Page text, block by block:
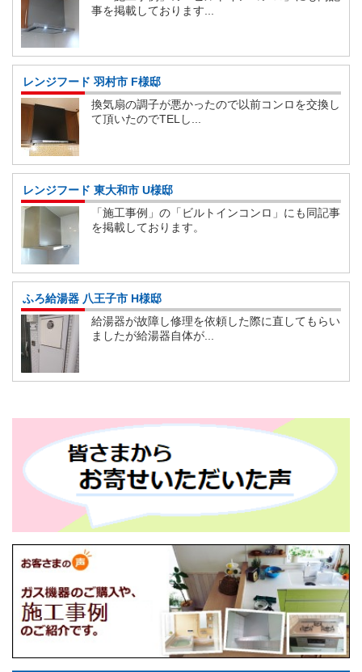
事を掲載しております...
レンジフード 羽村市 F様邸
換気扇の調子が悪かったので以前コンロを交換し
て頂いたのでTELし...
レンジフード 東大和市 U様邸
「施工事例」の「ビルトインコンロ」にも同記事
を掲載しております。
ふろ給湯器 八王子市 H様邸
給湯器が故障し修理を依頼した際に直してもらい
ましたが給湯器自体が...